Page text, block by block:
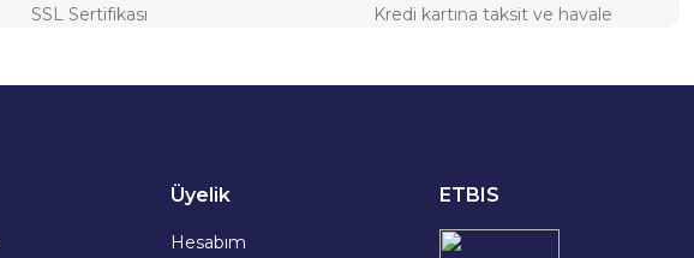
SSL Sertifikası Kredi kartına taksit ve havale
Üyelik
Hesabım
ETBIS